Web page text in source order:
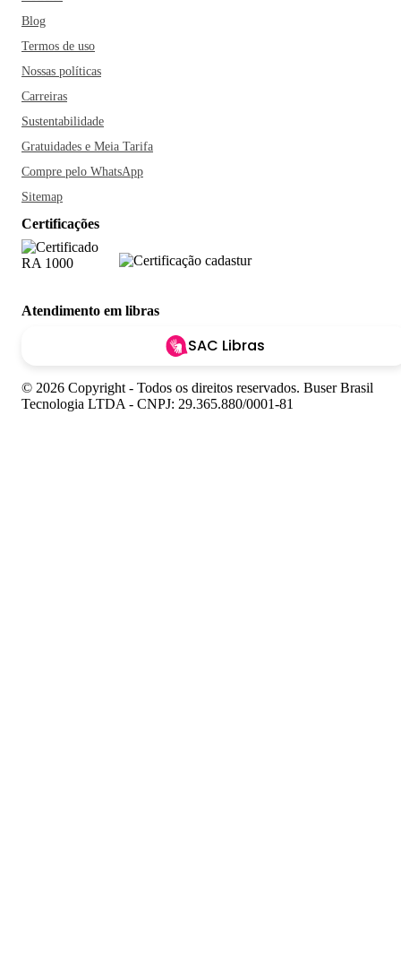
Blog
Termos de uso
Nossas políticas
Carreiras
Sustentabilidade
Gratuidades e Meia Tarifa
Compre pelo WhatsApp
Sitemap
Certificações
Atendimento em libras
SAC Libras
© 2026 Copyright - Todos os direitos reservados. Buser Brasil
Tecnologia LTDA - CNPJ: 29.365.880/0001-81